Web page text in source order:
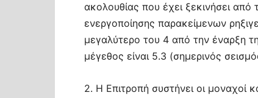
ακολουθίας που έχει ξεκινήσει
ενεργοποίησης παρακείμενων
μεγαλύτερο του 4 από την έναρξη
μέγεθος είναι 5.3 (σημερινός
2. Η Επιτροπή συστήνει οι μοναχοί